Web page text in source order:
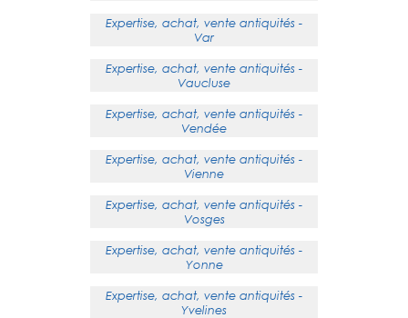
Expertise, achat, vente antiquités -
Var
Expertise, achat, vente antiquités -
Vaucluse
Expertise, achat, vente antiquités -
Vendée
Expertise, achat, vente antiquités -
Vienne
Expertise, achat, vente antiquités -
Vosges
Expertise, achat, vente antiquités -
Yonne
Expertise, achat, vente antiquités -
Yvelines